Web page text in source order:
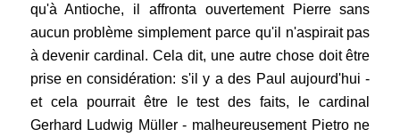
qu'à Antioche, il affronta ouvertement Pierre sans
aucun problème simplement parce qu'il n'aspirait pas
à devenir cardinal. Cela dit, une autre chose doit être
prise en considération: s'il y a des Paul aujourd'hui -
et cela pourrait être le test des faits, le cardinal
Gerhard Ludwig Müller - malheureusement Pietro ne